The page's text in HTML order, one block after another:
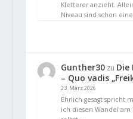
Kletterer anzieht.
Niveau sind schon
Gunther30zu
– Quo vadis
23. März 2026
Ehrlich gesagt spricht
ich diesen Wandel am